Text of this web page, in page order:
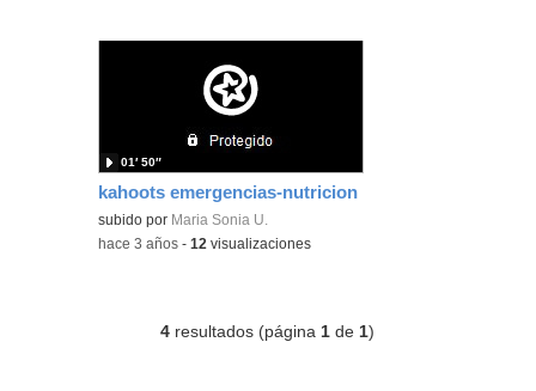
kahoots emergencias-nutricion
subido por Maria Sonia U.
01′ 50″
-hace 3 años -12 visualizaciones
4 resultados (página 1 de 1)